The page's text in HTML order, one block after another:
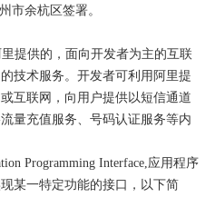
市余杭区签署。
提供的，面向开发者为主的互联
技术服务。开发者可利用阿里提
互联网，向用户提供以短信通道
量充值服务、号码认证服务等内
Programming Interface,应用程序
某一特定功能的接口，以下简